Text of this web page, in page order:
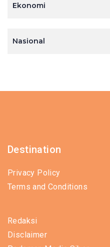
Ekonomi
Nasional
Destination
Privacy Policy
Terms and Conditions
Redaksi
Disclaimer